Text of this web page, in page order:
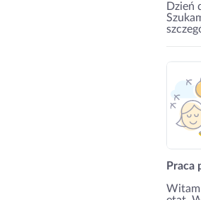
Dzień
Praca
Witam